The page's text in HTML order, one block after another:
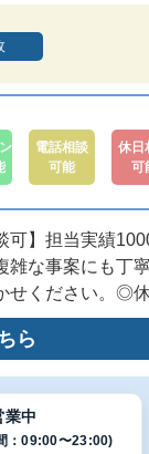
電話相談
可能
休日
可
可】担当実績
な事案にも丁
せください。◎
ら
業中
：09:00〜23:00)